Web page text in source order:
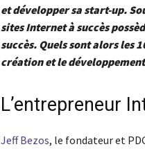
et développer sa start-up.
sites Internet à succès
succès. Quels sont alors les
création et le
L’entrepreneur
Jeff Bezos, le fondateur et